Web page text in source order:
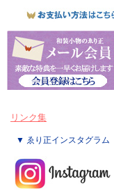
リンク集
▼ ゑり正インスタグラム